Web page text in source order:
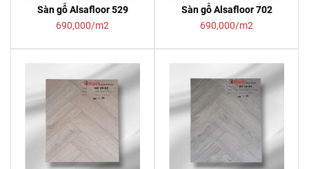
Sàn gỗ Alsafloor 529
690,000/m2
Sàn gỗ Alsafloor 702
690,000/m2